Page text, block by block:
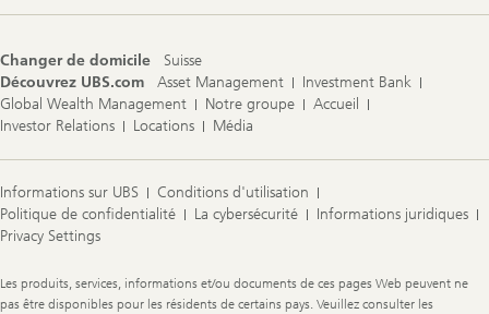
Changer de domicile
Suisse
Découvrez UBS.com
Asset Management
Investment Bank
Global Wealth Management
Notre groupe
Accueil
Investor Relations
Locations Média
Informations sur UBS
Conditions d'utilisation
Politique de confidentialité
La cybersécurité
Informations juridiques
Privacy Settings
Legal
Information
Les produits, services, informations et/ou documents de ces pages Web peuvent ne
pas être disponibles pour les résidents de certains pays. Veuillez consulter les